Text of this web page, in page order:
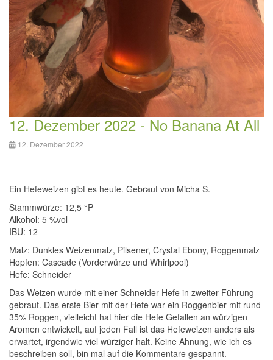
12. Dezember 2022 - No Banana At All
12. Dezember 2022
Ein Hefeweizen gibt es heute. Gebraut von Micha S.
Stammwürze: 12,5 °P
Alkohol: 5 %vol
IBU: 12
Malz: Dunkles Weizenmalz, Pilsener, Crystal Ebony, Roggenmalz
Hopfen: Cascade (Vorderwürze und Whirlpool)
Hefe: Schneider
Das Weizen wurde mit einer Schneider Hefe in zweiter Führung
gebraut. Das erste Bier mit der Hefe war ein Roggenbier mit rund
35% Roggen, vielleicht hat hier die Hefe Gefallen an würzigen
Aromen entwickelt, auf jeden Fall ist das Hefeweizen anders als
erwartet, irgendwie viel würziger halt. Keine Ahnung, wie ich es
beschreiben soll, bin mal auf die Kommentare gespannt.